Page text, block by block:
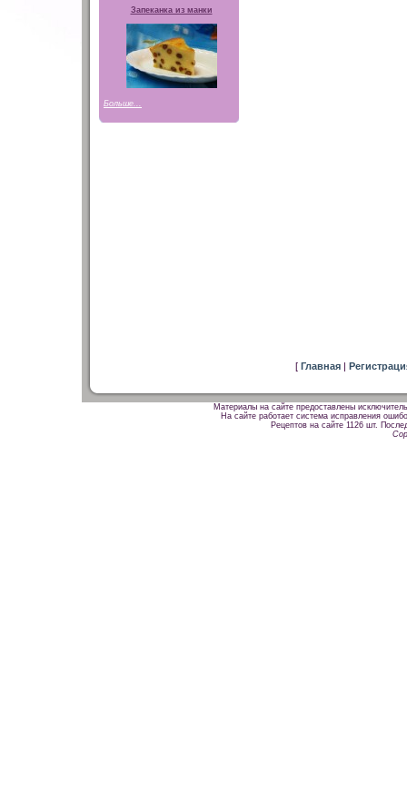
Запеканка из манки
Больше...
[ Главная |
Материалы на сайте предоставлены
На сайте работает система исправления
Рецептов на сайте 1126 шт.